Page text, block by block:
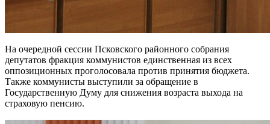
На очередной сессии Псковского районного собрания
депутатов фракция коммунистов единственная из всех
оппозиционных проголосовала против принятия бюджета.
Также коммунисты выступили за обращение в
Государственную Думу для снижения возраста выхода на
страховую пенсию.